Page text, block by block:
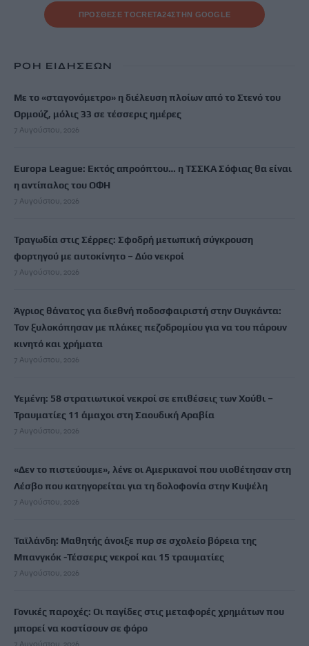
ΠΡΟΣΘΕΣΕ ΤΟCRETA24ΣΤΗΝ GOOGLE
ΡΟΗ ΕΙΔΗΣΕΩΝ
Με το «σταγονόμετρο» η διέλευση πλοίων από το Στενό του
Ορμούζ, μόλις 33 σε τέσσερις ημέρες
7 Αυγούστου, 2026
Europa League: Εκτός απροόπτου… η ΤΣΣΚΑ Σόφιας θα είναι
η αντίπαλος του ΟΦΗ
7 Αυγούστου, 2026
Τραγωδία στις Σέρρες: Σφοδρή μετωπική σύγκρουση
φορτηγού με αυτοκίνητο – Δύο νεκροί
7 Αυγούστου, 2026
Άγριος θάνατος για διεθνή ποδοσφαιριστή στην Ουγκάντα:
Τον ξυλοκόπησαν με πλάκες πεζοδρομίου για να του πάρουν
κινητό και χρήματα
7 Αυγούστου, 2026
Υεμένη: 58 στρατιωτικοί νεκροί σε επιθέσεις των Χούθι –
Τραυματίες 11 άμαχοι στη Σαουδική Αραβία
7 Αυγούστου, 2026
«Δεν το πιστεύουμε», λένε οι Αμερικανοί που υιοθέτησαν στη
Λέσβο που κατηγορείται για τη δολοφονία στην Κυψέλη
7 Αυγούστου, 2026
Ταϊλάνδη: Μαθητής άνοιξε πυρ σε σχολείο βόρεια της
Μπανγκόκ -Τέσσερις νεκροί και 15 τραυματίες
7 Αυγούστου, 2026
Γονικές παροχές: Οι παγίδες στις μεταφορές χρημάτων που
μπορεί να κοστίσουν σε φόρο
7 Αυγούστου, 2026